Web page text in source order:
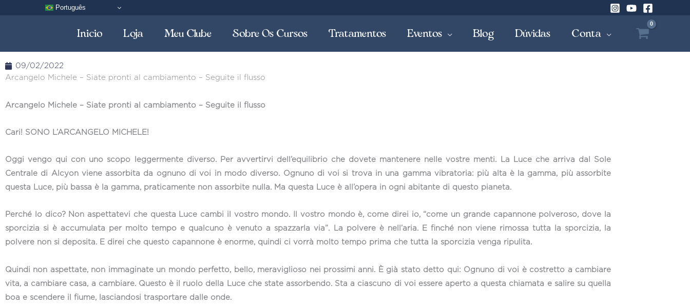
Português
Inicio Loja Meu Clube Sobre Os Cursos Tratamentos Eventos Blog Dúvidas Conta
09/02/2022
Arcangelo Michele – Siate pronti al cambiamento – Seguite il flusso
Arcangelo Michele – Siate pronti al cambiamento – Seguite il flusso
Cari! SONO L’ARCANGELO MICHELE!
Oggi vengo qui con uno scopo leggermente diverso. Per avvertirvi dell’equilibrio che dovete mantenere nelle vostre menti. La Luce che arriva dal Sole
Centrale di Alcyon viene assorbita da ognuno di voi in modo diverso. Ognuno di voi si trova in una gamma vibratoria: più alta è la gamma, più assorbite
questa Luce, più bassa è la gamma, praticamente non assorbite nulla. Ma questa Luce è all’opera in ogni abitante di questo pianeta.
Perché lo dico? Non aspettatevi che questa Luce cambi il vostro mondo. Il vostro mondo è, come direi io, “come un grande capannone polveroso, dove la
sporcizia si è accumulata per molto tempo e qualcuno è venuto a spazzarla via”. La polvere è nell’aria. E finché non viene rimossa tutta la sporcizia, la
polvere non si deposita. E direi che questo capannone è enorme, quindi ci vorrà molto tempo prima che tutta la sporcizia venga ripulita.
Quindi non aspettate, non immaginate un mondo perfetto, bello, meraviglioso nei prossimi anni. È già stato detto qui: Ognuno di voi è costretto a cambiare
vita, a cambiare casa, a cambiare. Questo è il ruolo della Luce che state assorbendo. Sta a ciascuno di voi essere aperto a questa chiamata e salire su quella
boa e scendere il fiume, lasciandosi trasportare dalle onde.